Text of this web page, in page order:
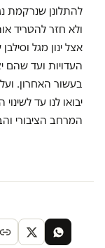
להתלונן שנרקמת
העדויות ועד שהם
בעשור האחרון.
יבואו לנו עד
המרחב הציבורי